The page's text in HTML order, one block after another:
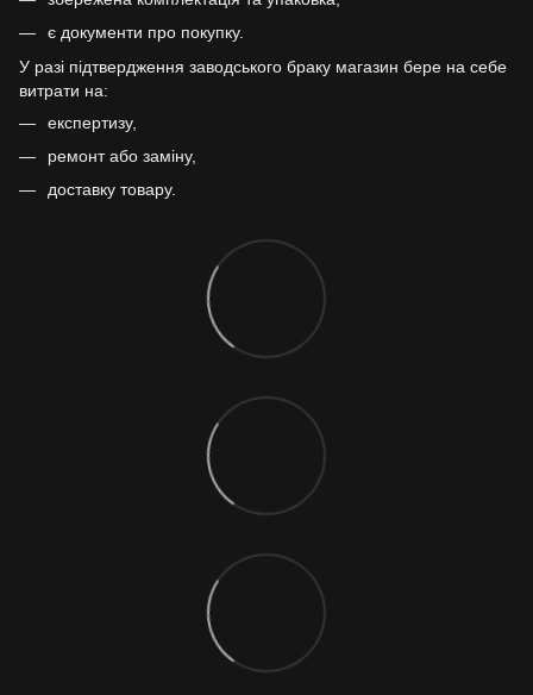
є документи про покупку.
У разі підтвердження заводського браку магазин бере на себе
витрати на:
експертизу,
ремонт або заміну,
доставку товару.